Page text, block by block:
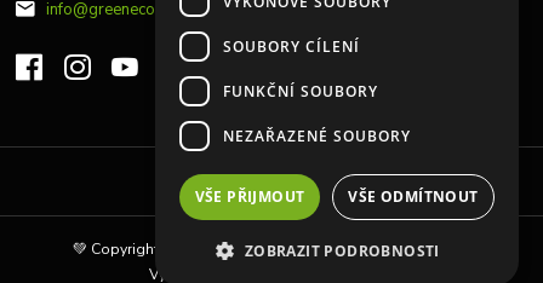
info@greeneco.cz
Upravit sběr cookies.
💚 Copyright © 2010 | Tepelná technika Greeneco s.r.o 💚
Vytvořeno na
SOUBORY CÍLENÍ
FUNKČNÍ SOUBORY
NEZAŘAZENÉ SOUBORY
VŠE PŘIJMOUT VŠE ODMÍTNOUT
ZOBRAZIT PODROBNOSTI